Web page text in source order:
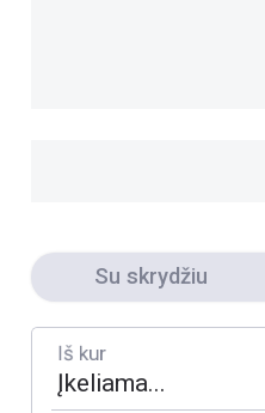
Su skrydžiu
Iš kur